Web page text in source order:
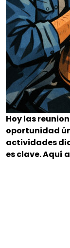
Hoy las
oportunidad
actividades
es clave. Aquí